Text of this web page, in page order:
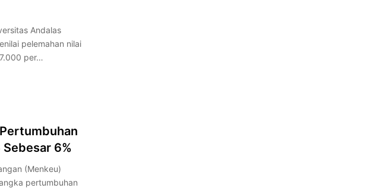
Andalas
pelemahan nilai
per…
Sebesar 6%
(Menkeu)
pertumbuhan